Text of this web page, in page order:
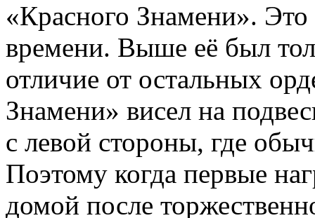
«Красного Знамени». Это
времени. Выше её был
отличие от остальных
Знамени» висел на
с левой стороны, где
Поэтому когда первые
домой после